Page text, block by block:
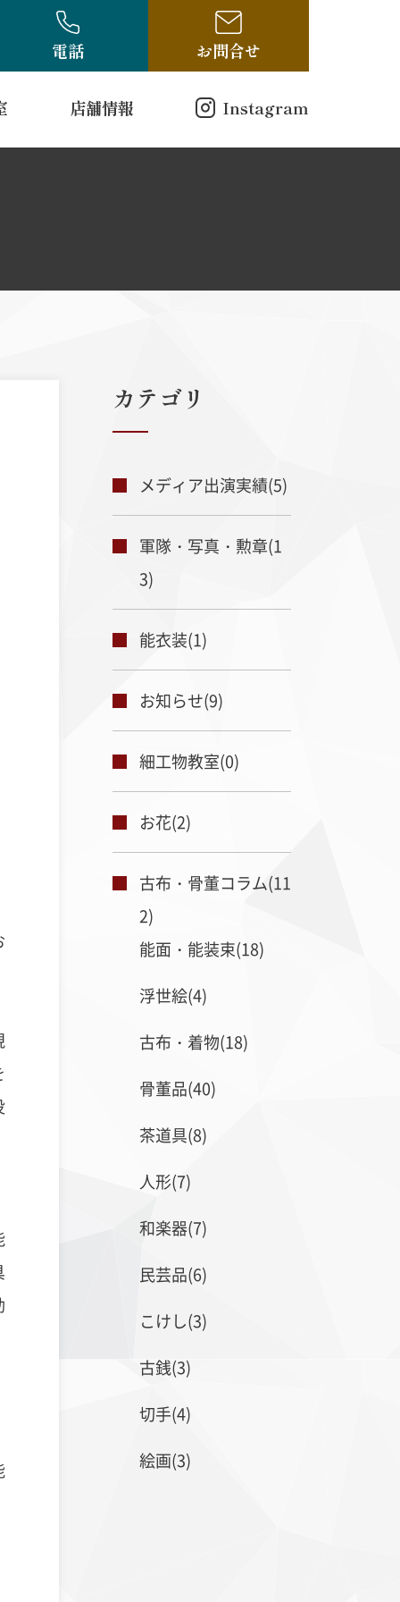
電話 お問合せ
店舗情報 Instagram
カテゴリ
メディア出演実績(5)
軍隊・写真・勲章(1
3)
能衣装(1)
お知らせ(9)
細工物教室(0)
お花(2)
古布・骨董コラム(11
2)
能面・能装束(18)
浮世絵(4)
古布・着物(18)
骨董品(40)
茶道具(8)
人形(7)
和楽器(7)
民芸品(6)
こけし(3)
古銭(3)
切手(4)
絵画(3)